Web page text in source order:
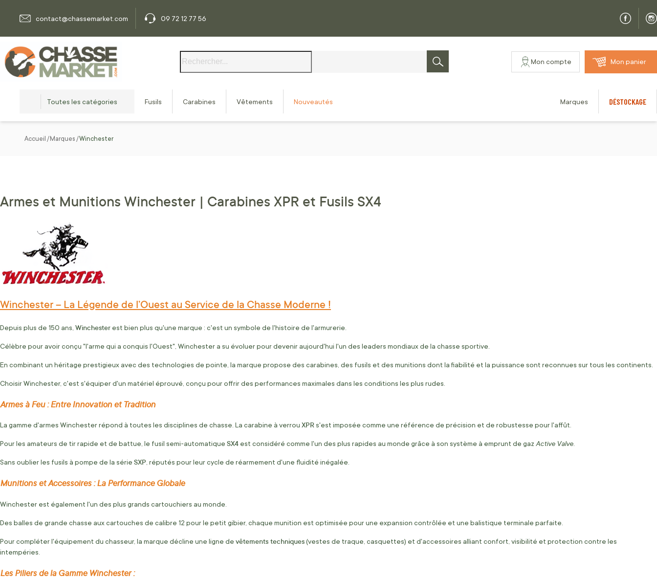
contact@chassemarket.com
09 72 12 77 56
Rechercher
Mon compte Mon panier
Toutes les catégories Fusils Carabines Vêtements Nouveautés Marques DÉSTOCKAGE
Accueil Marques Winchester
Armes et Munitions Winchester | Carabines XPR et Fusils SX4
Winchester – La Légende de l’Ouest au Service de la Chasse Moderne !
Depuis plus de 150 ans, Winchester est bien plus qu'une marque : c'est un symbole de l'histoire de l'armurerie.
Célèbre pour avoir conçu "l'arme qui a conquis l'Ouest", Winchester a su évoluer pour devenir aujourd'hui l'un des leaders mondiaux de la chasse sportive.
En combinant un héritage prestigieux avec des technologies de pointe, la marque propose des carabines, des fusils et des munitions dont la fiabilité et la puissance sont reconnues sur tous les continents.
Choisir Winchester, c'est s'équiper d'un matériel éprouvé, conçu pour offrir des performances maximales dans les conditions les plus rudes.
Armes à Feu : Entre Innovation et Tradition
La gamme d'armes Winchester répond à toutes les disciplines de chasse. La carabine à verrou XPR s'est imposée comme une référence de précision et de robustesse pour l'affût.
Pour les amateurs de tir rapide et de battue, le fusil semi-automatique SX4 est considéré comme l'un des plus rapides au monde grâce à son système à emprunt de gaz Active Valve.
Sans oublier les fusils à pompe de la série SXP, réputés pour leur cycle de réarmement d'une fluidité inégalée.
Munitions et Accessoires : La Performance Globale
Winchester est également l'un des plus grands cartouchiers au monde.
Des balles de grande chasse aux cartouches de calibre 12 pour le petit gibier, chaque munition est optimisée pour une expansion contrôlée et une balistique terminale parfaite.
Pour compléter l'équipement du chasseur, la marque décline une ligne de vêtements techniques(vestes de traque, casquettes) et d'accessoires alliant confort, visibilité et protection contre les
intempéries.
Les Piliers de la Gamme Winchester :